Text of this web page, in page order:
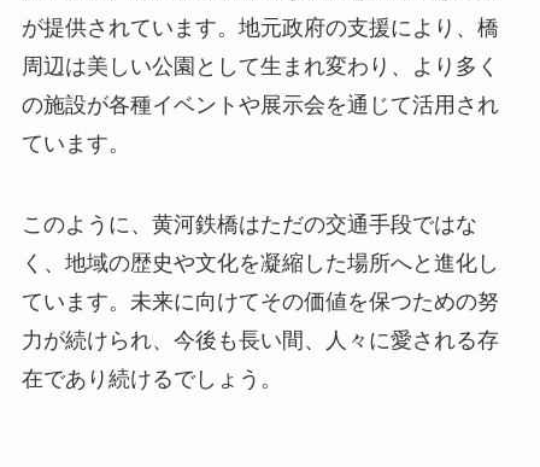
が提供されています。地元政府の支援により、橋
周辺は美しい公園として生まれ変わり、より多く
の施設が各種イベントや展示会を通じて活用され
ています。
このように、黄河鉄橋はただの交通手段ではな
く、地域の歴史や文化を凝縮した場所へと進化し
ています。未来に向けてその価値を保つための努
力が続けられ、今後も長い間、人々に愛される存
在であり続けるでしょう。